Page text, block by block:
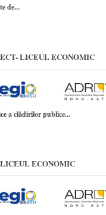
de...
LICEUL ECONOMIC
a clădirilor publice...
ECONOMIC